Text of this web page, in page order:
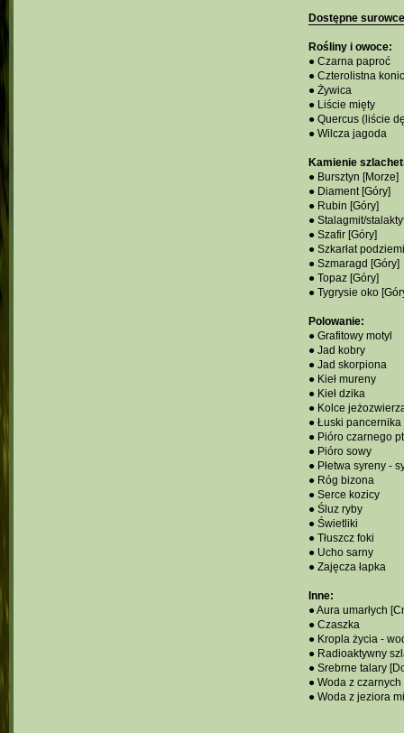
Dostępne surowce
Rośliny i owoce:
● Czarna paproć
● Czterolistna
● Żywica
● Liście mięty
● Quercus (liście
● Wilcza jagoda
Kamienie
● Bursztyn [Morze]
● Diament [Góry]
● Rubin [Góry]
● Stalagmit/
● Szafir [Góry]
● Szkarłat
● Szmaragd [Góry]
● Topaz [Góry]
● Tygrysie oko
Polowanie:
● Grafitowy motyl
● Jad kobry
● Jad skorpiona
● Kieł mureny
● Kieł dzika
● Kolce
● Łuski pancernika
● Pióro czarnego
● Pióro sowy
● Płetwa syreny -
● Róg bizona
● Serce kozicy
● Śluz ryby
● Świetliki
● Tłuszcz foki
● Ucho sarny
● Zajęcza łapka
Inne:
● Aura umarłych
● Czaszka
● Kropla życia -
● Radioaktywny
● Srebrne talary
● Woda z
● Woda z jeziora